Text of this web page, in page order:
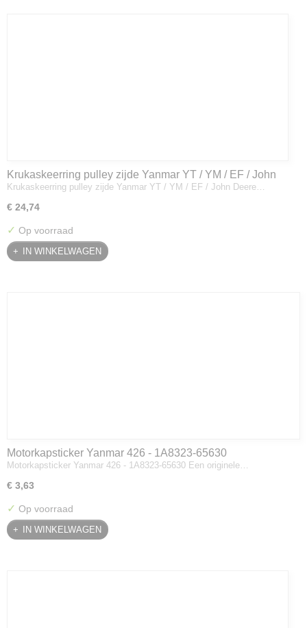
Krukaskeerring pulley zijde Yanmar YT / YM / EF / John
Deere - 119934-01800
Krukaskeerring pulley zijde Yanmar YT / YM / EF / John Deere…
€ 24,74
✓ Op voorraad
IN WINKELWAGEN
Motorkapsticker Yanmar 426 - 1A8323-65630
Motorkapsticker Yanmar 426 - 1A8323-65630 Een originele…
€ 3,63
✓ Op voorraad
IN WINKELWAGEN